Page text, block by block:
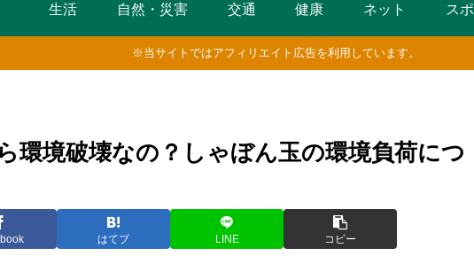
生活 自然・災害 交通 健康 ネット ス
※当サイトではアフィリエイト広告を利用しています。
環境破壊なの？しゃぼん玉の環境負荷につ
はてブ LINE コピー